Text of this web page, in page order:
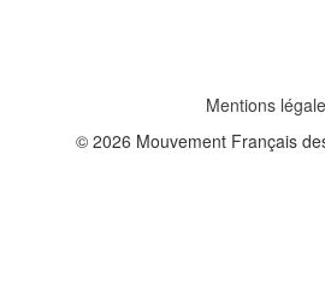
Mentions
© 2026 Mouvement Français